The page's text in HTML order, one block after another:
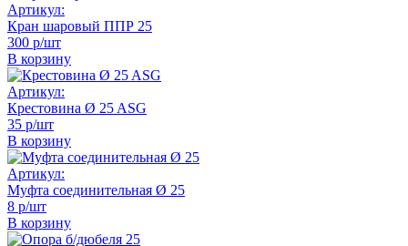
Артикул:
Кран шаровый ППР 25
300 р/шт
В корзину
Артикул:
Крестовина Ø 25 ASG
35 р/шт
В корзину
Артикул:
Муфта соединительная Ø 25
8 р/шт
В корзину